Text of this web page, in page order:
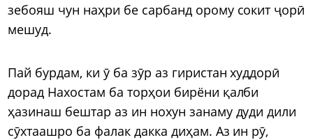
зебояш чун наҳри бе сарбанд орому сокит ҷорӣ
мешуд.
Пай бурдам, ки ӯ ба зӯр аз гиристан худдорӣ
дорад Нахостам ба торҳои бирёни қалби
ҳазинаш бештар аз ин нохун занаму дуди дили
сӯхтаашро ба фалак дакка диҳам. Аз ин рӯ,